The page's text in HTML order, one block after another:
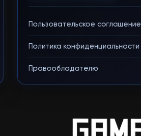
Пользовательское соглашение
Политика конфиденциальности
Правообладателю